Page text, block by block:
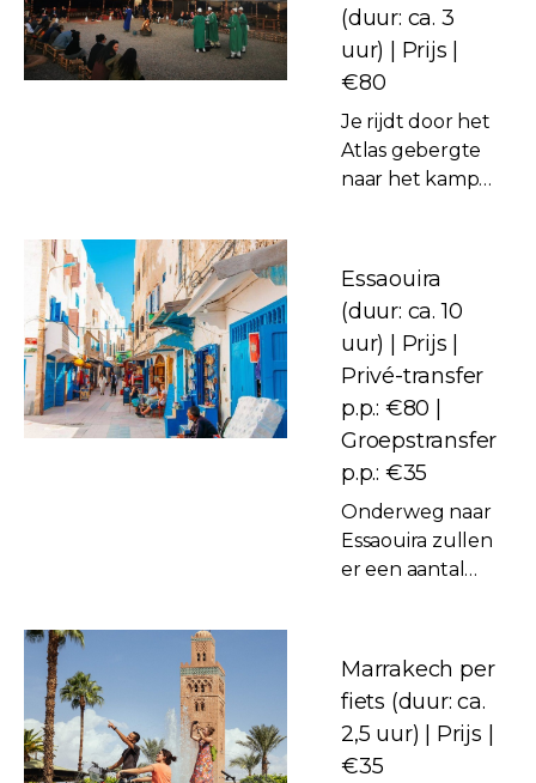
gids door de
woestijn
begeleid per
quad.
Onderweg
wordt er nog
even gestopt in
voor
Marrokaanse
thee.
(duur: ca. 3
uur) | Prijs |
€80
Je rijdt door het
Atlas gebergte
naar het kamp
zal je een
kamelenrit
maken van
ongeveer 20
minuten met
aansluitend
Marokkaanse
thee en
Hierna geniet je
van een diner
onder de
kampvuur met
gezellige
muziek.
Essaouira
(duur: ca. 10
uur) | Prijs |
Privé-transfer
p.p.: €80 |
Groepstransfer
p.p.: €35
Onderweg naar
Essaouira zullen
er een aantal
Eenmaal in
Essaouira
aangekomen
heb je zelf de
vrijheid om het
Marrakech per
fiets (duur: ca.
2,5 uur) | Prijs |
€35